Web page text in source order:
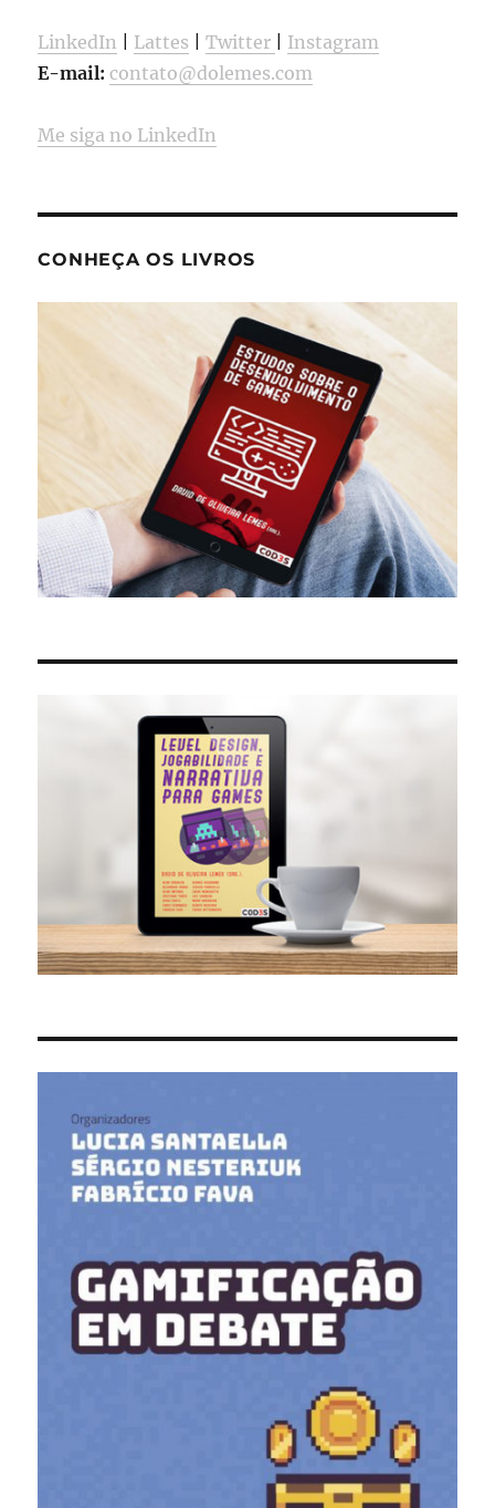
LinkedIn Lattes |Twitter
Instagram
E-mail: contato@dolemes.com
Me siga no LinkedIn
CONHEÇA OS LIVROS